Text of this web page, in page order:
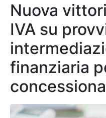
Nuova
IVA su
finanziaria